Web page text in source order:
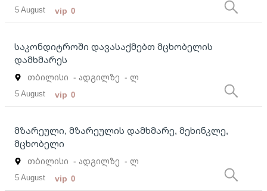
5 August vip 0
საკონდიტროში დავასაქმებთ მცხობელის
დამხმარეს
თბილისი - ადგილზე - ლ
5 August vip 0
მზარეული, მზარეულის დამხმარე, მეხინკლე,
მცხობელი
თბილისი - ადგილზე - ლ
5 August vip 0